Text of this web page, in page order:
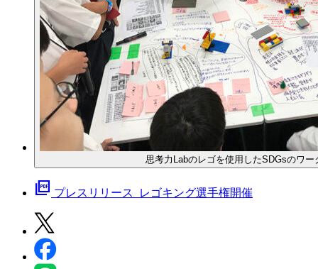
思考力Labのレゴを使用したSDGsのワー
picture_as_pdf プレスリリース_レゴキング選手権開催